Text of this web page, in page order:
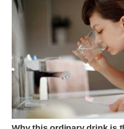
WN
TAPANULI
SELATAN
WN
TANJUNG
LESUNG